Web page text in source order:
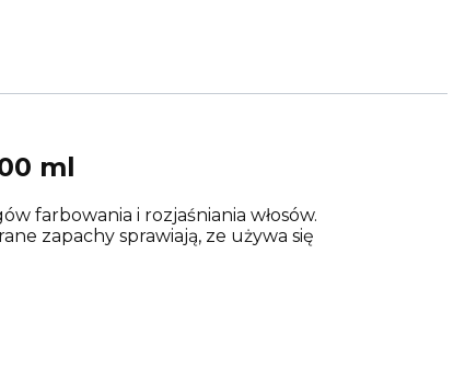
ml
farbowania i rozjaśniania włosów.
zapachy sprawiają, ze używa się